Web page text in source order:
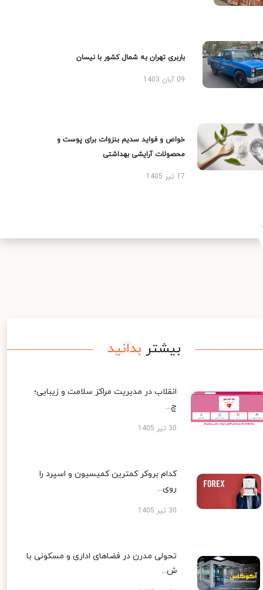
باربری تهران به شمال کشور با نیسان
09 آبان 1403
خواص و فواید سدیم بنزوات برای پوست و
محصولات آرایشی بهداشتی
17 تیر 1405
بیشتر بدانید
انقلاب در مدیریت مراکز سلامت و زیبایی؛
چ...
30 تیر 1405
کدام بروکر کمترین کمیسیون و اسپرد را
روی...
30 تیر 1405
تحولی مدرن در فضاهای اداری و مسکونی با
ش...